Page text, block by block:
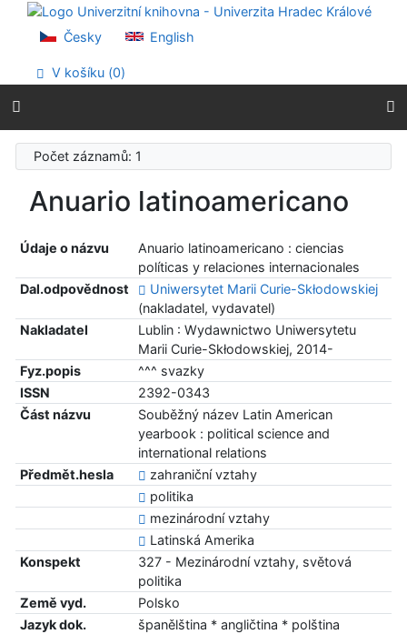
Přejít na obsah
Přejít na menu
Prohlášení o webové přístupnosti
Česky English
V košíku (0)
Počet záznamů: 1
Anuario latinoamericano
Údaje o názvu
Anuario latinoamericano : ciencias
políticas y relaciones internacionales
Dal.odpovědnost
Uniwersytet Marii Curie-Skłodowskiej
(nakladatel, vydavatel)
Nakladatel
Lublin : Wydawnictwo Uniwersytetu
Marii Curie-Skłodowskiej, 2014-
Fyz.popis
^^^ svazky
ISSN
2392-0343
Část názvu
Souběžný název Latin American
yearbook : political science and
international relations
Předmět.hesla
zahraniční vztahy
politika
mezinárodní vztahy
Latinská Amerika
Konspekt
327 - Mezinárodní vztahy, světová
politika
Země vyd.
Polsko
Jazyk dok.
španělština * angličtina * polština